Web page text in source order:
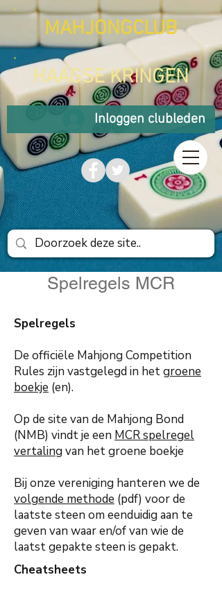
MAHJONGCLUB
HAAGSE KRINGEN
Inloggen clubleden
Spelregels MCR
Spelregels
De officiële Mahjong Competition
Rules zijn vastgelegd in hetgroene
boekje (en).
Op de site van de Mahjong Bond
(NMB) vindt je een MCR spelregel
vertaling van het groene boekje
Bij onze vereniging hanteren we de
volgende methode (pdf) voor de
laatste steen om eenduidig aan te
geven van waar en/of van wie de
laatst gepakte steen is gepakt.
Cheatsheets